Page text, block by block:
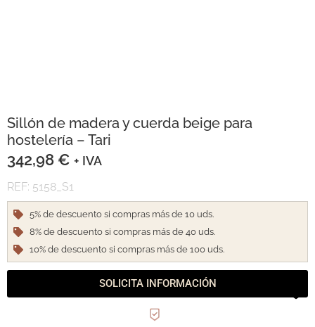
Sillón de madera y cuerda beige para
hostelería – Tari
342,98 € + IVA
REF: 5158_S1
5% de descuento si compras más de 10 uds.
8% de descuento si compras más de 40 uds.
10% de descuento si compras más de 100 uds.
SOLICITA INFORMACIÓN